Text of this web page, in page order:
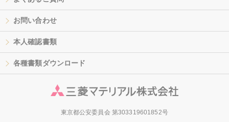
お問い合わせ
本人確認書類
各種書類ダウンロード
東京都公安委員会 第303319601852号